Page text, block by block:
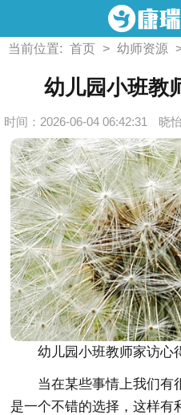
当前位置: 首页 > 幼师资源
幼儿园小班教
时间：2026-06-04 06:42:31 晓
幼儿园小班教师家访心
当在某些事情上我们有
是一个不错的选择，这样有